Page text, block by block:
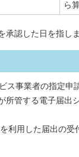
ら
承認した日を指しま
ス事業者の指定申
管する電子届出
利用した届出の受